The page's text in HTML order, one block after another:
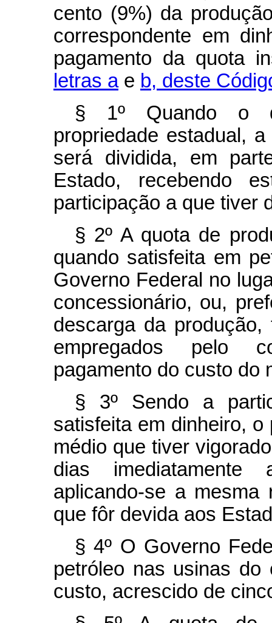
cento (9%) da
correspondente em
pagamento da quota
letras ae b, deste
§ 1º Quando o
propriedade estadual,
será dividida, em
Estado, recebendo
participação a que tiver
§ 2º A quota de
quando satisfeita em
Governo Federal no
concessionário, ou,
descarga da
empregados pelo
pagamento do custo do
§ 3º Sendo a
satisfeita em dinheiro,
médio que tiver
dias
aplicando-se a mesma
que fôr devida aos
§ 4º O Governo
petróleo nas usinas do
custo, acrescido de